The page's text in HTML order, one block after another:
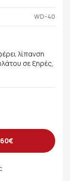
WD-40
λίπανση
σε ξηρές,